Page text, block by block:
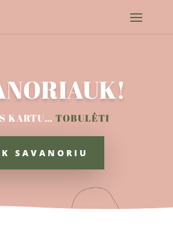
KARTU… TOBULĖTI
SAVANORIU